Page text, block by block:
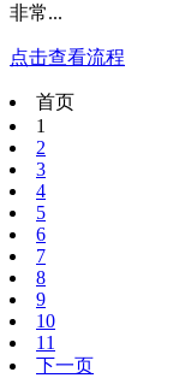
非常...
点击查看流程
首页
1
2
3
4
5
6
7
8
9
10
11
下一页